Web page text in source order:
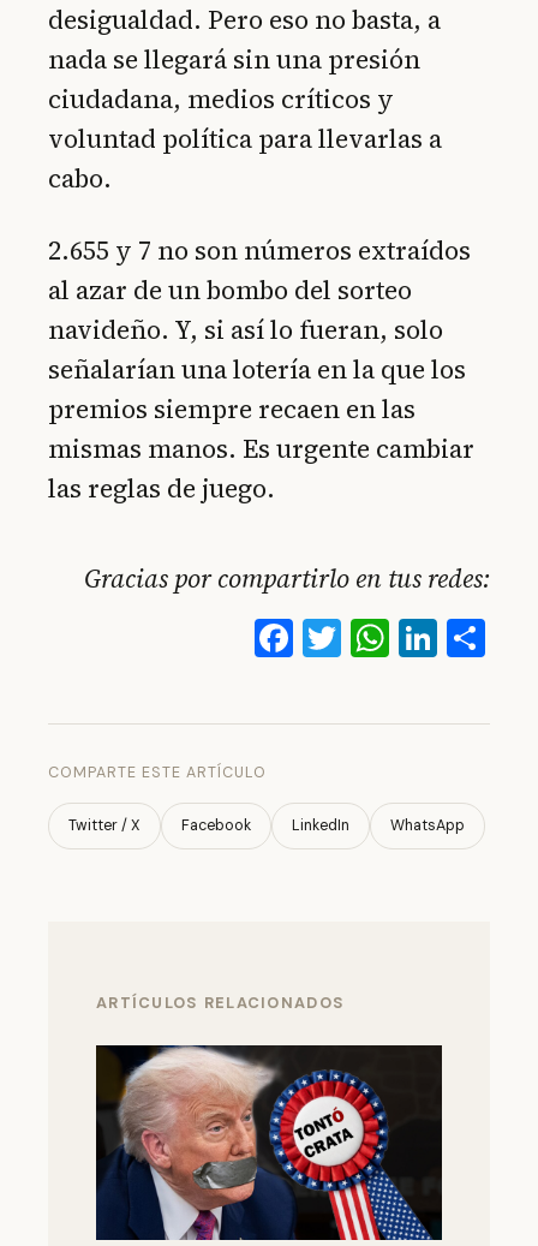
desigualdad. Pero eso no basta, a
nada se llegará sin una presión
ciudadana, medios críticos y
voluntad política para llevarlas a
cabo.
2.655 y 7 no son números extraídos
al azar de un bombo del sorteo
navideño. Y, si así lo fueran, solo
señalarían una lotería en la que los
premios siempre recaen en las
mismas manos. Es urgente cambiar
las reglas de juego.
Gracias por compartirlo en tus redes:
Facebook
Twitter
COMPARTE ESTE ARTÍCULO
Twitter / X Facebook LinkedIn WhatsApp
ARTÍCULOS RELACIONADOS